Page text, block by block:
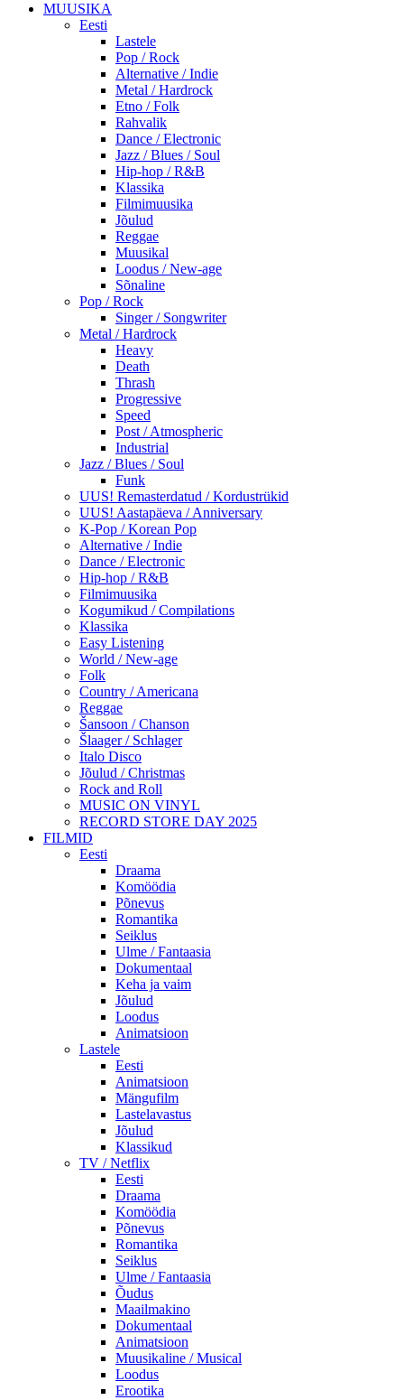
MUUSIKA
Eesti
Lastele
Pop / Rock
Alternative / Indie
Metal / Hardrock
Etno / Folk
Rahvalik
Dance / Electronic
Jazz / Blues / Soul
Hip-hop / R&B
Klassika
Filmimuusika
Jõulud
Reggae
Muusikal
Loodus / New-age
Sõnaline
Pop / Rock
Singer / Songwriter
Metal / Hardrock
Heavy
Death
Thrash
Progressive
Speed
Post / Atmospheric
Industrial
Jazz / Blues / Soul
Funk
UUS! Remasterdatud / Kordustrükid
UUS! Aastapäeva / Anniversary
K-Pop / Korean Pop
Alternative / Indie
Dance / Electronic
Hip-hop / R&B
Filmimuusika
Kogumikud / Compilations
Klassika
Easy Listening
World / New-age
Folk
Country / Americana
Reggae
Šansoon / Chanson
Šlaager / Schlager
Italo Disco
Jõulud / Christmas
Rock and Roll
MUSIC ON VINYL
RECORD STORE DAY 2025
FILMID
Eesti
Draama
Komöödia
Põnevus
Romantika
Seiklus
Ulme / Fantaasia
Dokumentaal
Keha ja vaim
Jõulud
Loodus
Animatsioon
Lastele
Eesti
Animatsioon
Mängufilm
Lastelavastus
Jõulud
Klassikud
TV / Netflix
Eesti
Draama
Komöödia
Põnevus
Romantika
Seiklus
Ulme / Fantaasia
Õudus
Maailmakino
Dokumentaal
Animatsioon
Muusikaline / Musical
Loodus
Erootika